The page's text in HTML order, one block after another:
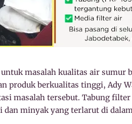
masalah kualitas air sumur
produk berkualitas tinggi, Ady
masalah tersebut. Tabung
minyak yang terlarut di